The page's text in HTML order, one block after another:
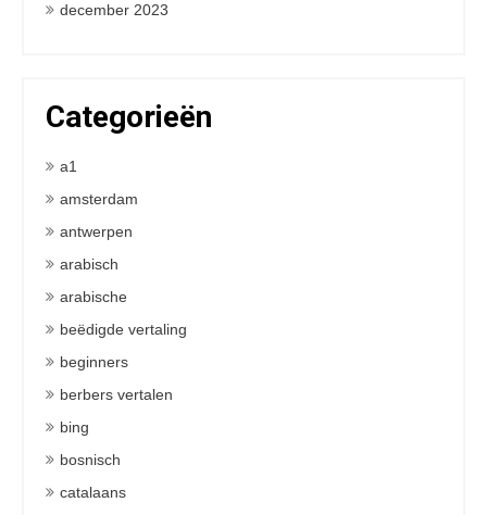
december 2023
Categorieën
a1
amsterdam
antwerpen
arabisch
arabische
beëdigde vertaling
beginners
berbers vertalen
bing
bosnisch
catalaans